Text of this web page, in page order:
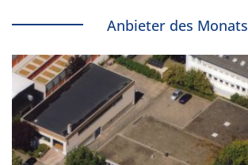
Anbieter des Monats